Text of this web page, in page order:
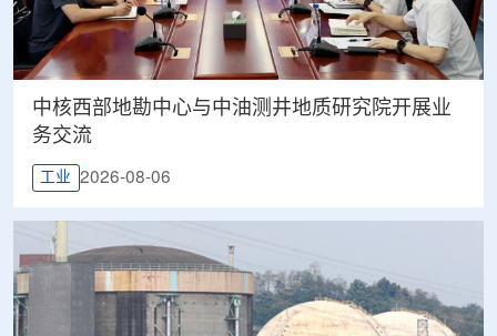
中核西部地勘中心与中油测井地质研究院开展业
务交流
工业 2026-08-06